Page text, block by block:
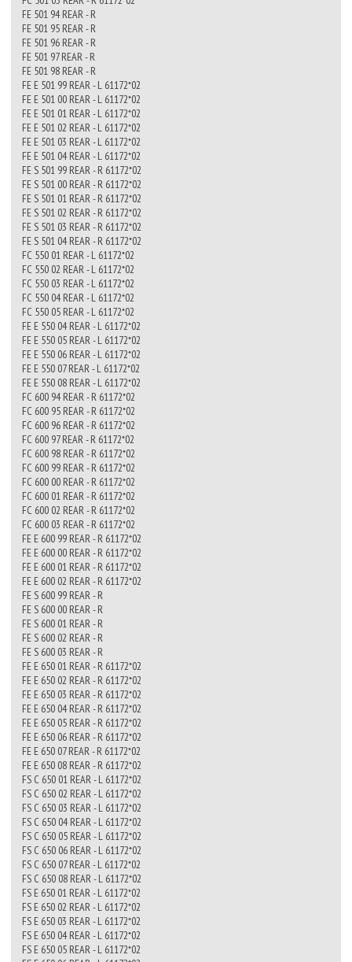
FE 501 94 REAR - R
FE 501 95 REAR - R
FE 501 96 REAR - R
FE 501 97 REAR - R
FE 501 98 REAR - R
FE E 501 99 REAR - L 61172*02
FE E 501 00 REAR - L 61172*02
FE E 501 01 REAR - L 61172*02
FE E 501 02 REAR - L 61172*02
FE E 501 03 REAR - L 61172*02
FE E 501 04 REAR - L 61172*02
FE S 501 99 REAR - R 61172*02
FE S 501 00 REAR - R 61172*02
FE S 501 01 REAR - R 61172*02
FE S 501 02 REAR - R 61172*02
FE S 501 03 REAR - R 61172*02
FE S 501 04 REAR - R 61172*02
FC 550 01 REAR - L 61172*02
FC 550 02 REAR - L 61172*02
FC 550 03 REAR - L 61172*02
FC 550 04 REAR - L 61172*02
FC 550 05 REAR - L 61172*02
FE E 550 04 REAR - L 61172*02
FE E 550 05 REAR - L 61172*02
FE E 550 06 REAR - L 61172*02
FE E 550 07 REAR - L 61172*02
FE E 550 08 REAR - L 61172*02
FC 600 94 REAR - R 61172*02
FC 600 95 REAR - R 61172*02
FC 600 96 REAR - R 61172*02
FC 600 97 REAR - R 61172*02
FC 600 98 REAR - R 61172*02
FC 600 99 REAR - R 61172*02
FC 600 00 REAR - R 61172*02
FC 600 01 REAR - R 61172*02
FC 600 02 REAR - R 61172*02
FC 600 03 REAR - R 61172*02
FE E 600 99 REAR - R 61172*02
FE E 600 00 REAR - R 61172*02
FE E 600 01 REAR - R 61172*02
FE E 600 02 REAR - R 61172*02
FE S 600 99 REAR - R
FE S 600 00 REAR - R
FE S 600 01 REAR - R
FE S 600 02 REAR - R
FE S 600 03 REAR - R
FE E 650 01 REAR - R 61172*02
FE E 650 02 REAR - R 61172*02
FE E 650 03 REAR - R 61172*02
FE E 650 04 REAR - R 61172*02
FE E 650 05 REAR - R 61172*02
FE E 650 06 REAR - R 61172*02
FE E 650 07 REAR - R 61172*02
FE E 650 08 REAR - R 61172*02
FS C 650 01 REAR - L 61172*02
FS C 650 02 REAR - L 61172*02
FS C 650 03 REAR - L 61172*02
FS C 650 04 REAR - L 61172*02
FS C 650 05 REAR - L 61172*02
FS C 650 06 REAR - L 61172*02
FS C 650 07 REAR - L 61172*02
FS C 650 08 REAR - L 61172*02
FS E 650 01 REAR - L 61172*02
FS E 650 02 REAR - L 61172*02
FS E 650 03 REAR - L 61172*02
FS E 650 04 REAR - L 61172*02
FS E 650 05 REAR - L 61172*02